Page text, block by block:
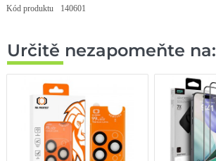
Kód produktu 140601
Určitě nezapomeňte na: